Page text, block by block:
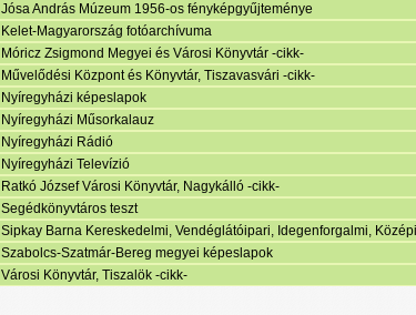
Jósa András Múzeum 1956-os fényképgyűjteménye
Kelet-Magyarország fotóarchívuma
Móricz Zsigmond Megyei és Városi Könyvtár -cikk-
Művelődési Központ és Könyvtár, Tiszavasvári -cikk-
Nyíregyházi képeslapok
Nyíregyházi Műsorkalauz
Nyíregyházi Rádió
Nyíregyházi Televízió
Ratkó József Városi Könyvtár, Nagykálló -cikk-
Segédkönyvtáros teszt
Sipkay Barna Kereskedelmi, Vendéglátóipari, Idegenforgalmi,
Szabolcs-Szatmár-Bereg megyei képeslapok
Városi Könyvtár, Tiszalök -cikk-